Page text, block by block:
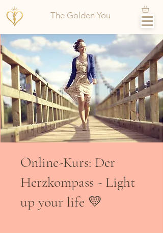
The Golden You
Online-Kurs: Der
Herzkompass - Light
up your life 💛